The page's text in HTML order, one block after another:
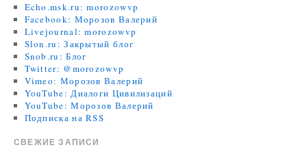
Echo.msk.ru: morozowvp
Facebook: Морозов Валерий
Livejournal: morozowvp
Slon.ru: Закрытый блог
Snob.ru: Блог
Twitter: @morozowvp
Vimeo: Морозов Валерий
YouTube: Диалоги Цивилизаций
YouTube: Морозов Валерий
Подписка на RSS
СВЕЖИЕ ЗАПИСИ